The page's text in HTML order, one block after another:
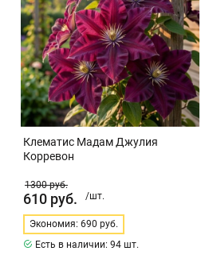
Клематис Мадам Джулия
Корревон
1300руб.
610 руб. /шт.
Экономия: 690 руб.
Есть в наличии: 94 шт.